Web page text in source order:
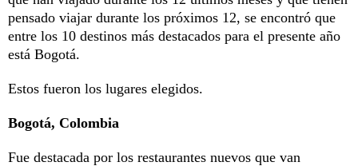
pensado viajar durante los próximos 12, se encontró que
entre los 10 destinos más destacados para el presente año
está Bogotá.
Estos fueron los lugares elegidos.
Bogotá, Colombia
Fue destacada por los restaurantes nuevos que van